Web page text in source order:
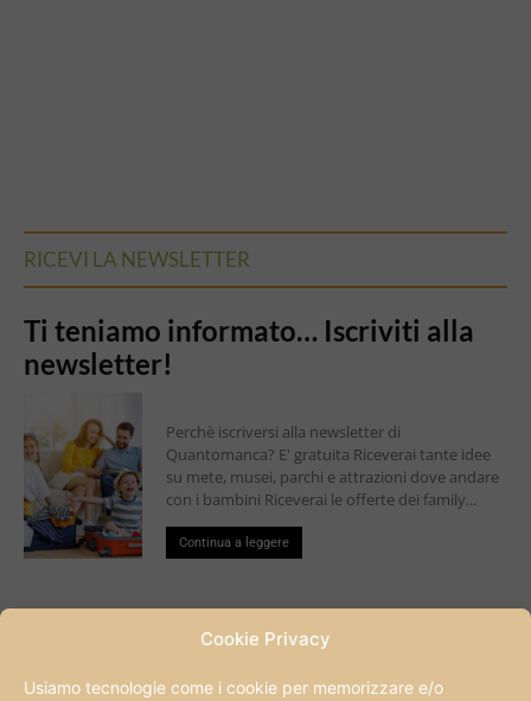
Cookie Privacy
Usiamo tecnologie come i cookie per memorizzare e/o
RICEVI LA NEWSLETTER
Ti teniamo informato… Iscriviti alla
newsletter!
Perchè iscriversi alla newsletter di
Quantomanca? E' gratuita Riceverai tante idee
su mete, musei, parchi e attrazioni dove andare
con i bambini Riceverai le offerte dei family...
Continua a leggere